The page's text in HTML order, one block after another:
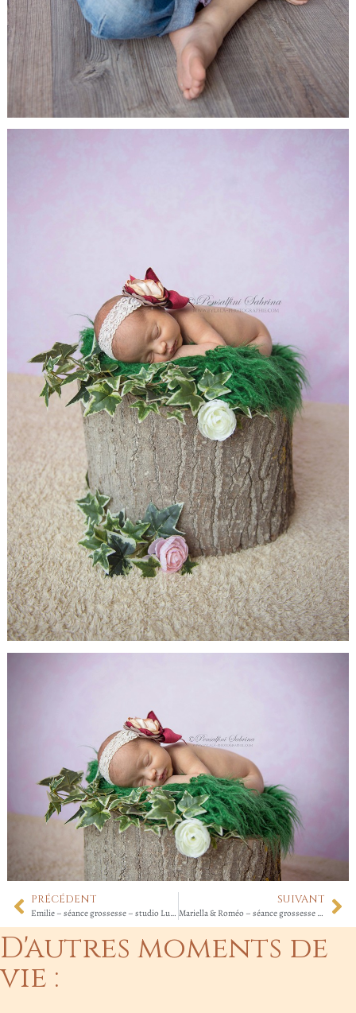
PRÉCÉDENT
Emilie – séance grossesse – studio Lunel
SUIVANT
Mariella & Roméo – séance grossesse – studio Lunel
D'autres moments de
vie :